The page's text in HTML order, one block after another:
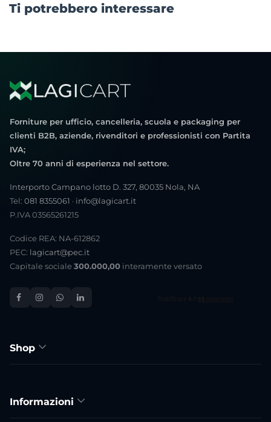
Ti potrebbero interessare
Forniture per ufficio, cancelleria, scuola e packaging per
clienti B2B, aziende, rivenditori e professionisti con Partita
IVA;
Oltre 70 anni di esperienza nel settore.
Interporto Campano lotto D. 327, 80035 Nola, NA
Tel: 081 8355061 · info@lagicart.it
P.IVA 03565261215
Codice REA: NA-612862
PEC: lagicart@pec.it
Capitale sociale 300.000,00 interamente versato
Shop
Informazioni